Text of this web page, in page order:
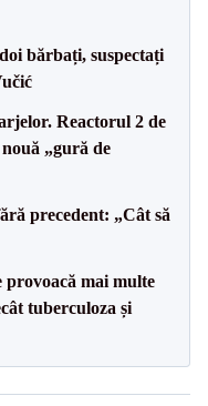
bărbați, suspectați
Reactorul 2 de
„gură de
precedent: „Cât să
mai multe
tuberculoza și